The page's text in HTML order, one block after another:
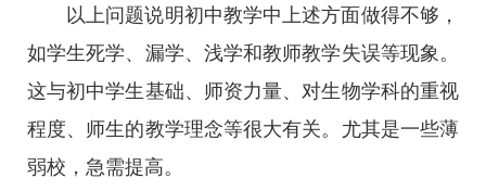
以上问题说明初中教学中上述方面做得不够，
如学生死学、漏学、浅学和教师教学失误等现象。
这与初中学生基础、师资力量、对生物学科的重视
程度、师生的教学理念等很大有关。尤其是一些薄
弱校，急需提高。